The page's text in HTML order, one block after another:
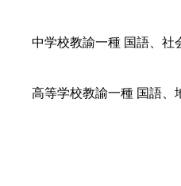
中学校教諭一種 国語、社
高等学校教諭一種 国語、